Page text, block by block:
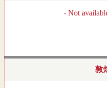
- Not
敦